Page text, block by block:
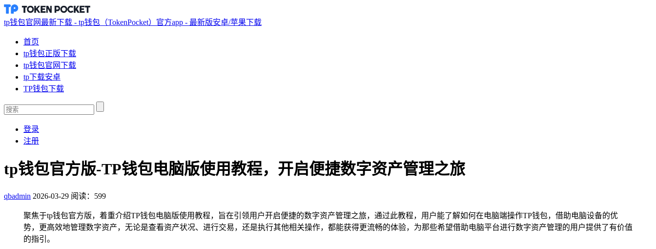
tp钱包官网最新下载 - tp钱包（TokenPocket）官方app - 最新版安卓/苹果下载
首页
tp钱包正版下载
tp钱包官网下载
tp下载安卓
TP钱包下载
登录
注册
tp钱包官方版-TP钱包电脑版使用教程，开启便捷数字资产管理之旅
qbadmin 2026-03-29 阅读：599
聚焦于tp钱包官方版，着重介绍TP钱包电脑版使用教程，旨在引领用户开启便捷的数字资产管理之旅，通过此教程，用户能了解如何在电脑端操作TP钱包，借助电脑设备的优
势，更高效地管理数字资产，无论是查看资产状况、进行交易，还是执行其他相关操作，都能获得更流畅的体验，为那些希望借助电脑平台进行数字资产管理的用户提供了有价值
的指引。